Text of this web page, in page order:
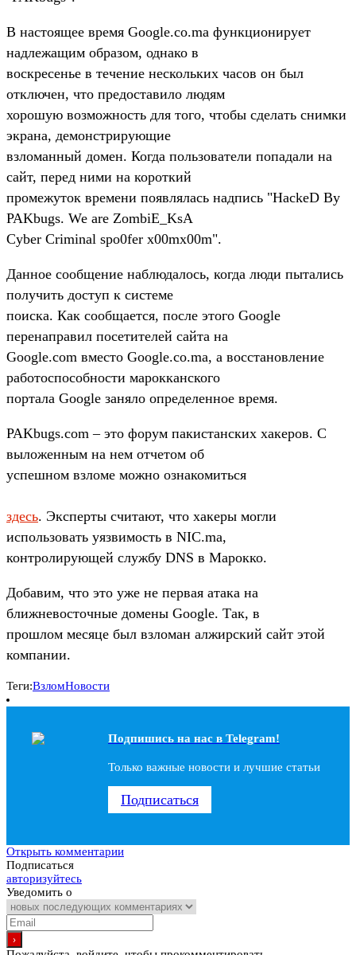
В настоящее время Google.co.ma функционирует
надлежащим образом, однако в
воскресенье в течение нескольких часов он был
отключен, что предоставило людям
хорошую возможность для того, чтобы сделать снимки
экрана, демонстрирующие
взломанный домен. Когда пользователи попадали на
сайт, перед ними на короткий
промежуток времени появлялась надпись "HackeD By
PAKbugs. We are ZombiE_KsA
Cyber Criminal spo0fer x00mx00m".
Данное сообщение наблюдалось, когда люди пытались
получить доступ к системе
поиска. Как сообщается, после этого Google
перенаправил посетителей сайта на
Google.com вместо Google.co.ma, а восстановление
работоспособности марокканского
портала Google заняло определенное время.
PAKbugs.com – это форум пакистанских хакеров. С
выложенным на нем отчетом об
успешном взломе можно ознакомиться
здесь. Эксперты считают, что хакеры могли
использовать уязвимость в NIC.ma,
контролирующей службу DNS в Марокко.
Добавим, что это уже не первая атака на
ближневосточные домены Google. Так, в
прошлом месяце был взломан алжирский сайт этой
компании.
Теги:ВзломНовости
Подпишись на наc в Telegram!
Только важные новости и лучшие статьи
Подписаться
Открыть комментарии
Подписаться
авторизуйтесь
Уведомить о